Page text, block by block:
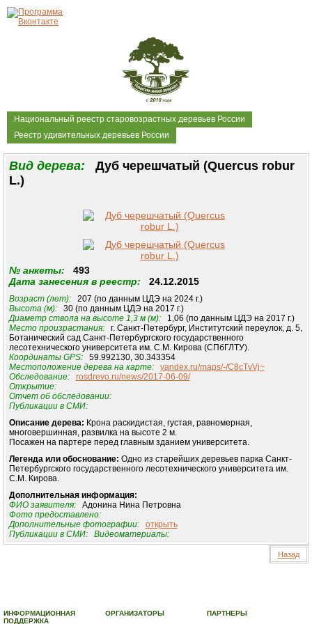
Национальный реестр старовозрастных деревьев России
Реестр удивительных деревьев России
Вид дерева: Дуб черешчатый (Quercus robur
L.)
№ анкеты: 493
Дата занесения в реестр: 24.12.2015
Возраст (лет):207 (по данным ЦДЭ на 2024 г.)
Высота (м):30 (по данным ЦДЭ на 2017 г.)
Диаметр ствола на высоте 1,3 м (м):1,06 (по данным ЦДЭ на 2017 г.)
Место произрастания:г. Санкт-Петербург, Институтский переулок, д. 5,
Ботанический сад Санкт-Петербургского государственного
лесотехнического университета им. С.М. Кирова (СПбГЛТУ).
Координаты GPS:59.992130, 30.343354
Местоположение дерева на карте:
yandex.ru/maps/-/C8cTvVj~
Обследование:
rosdrevo.ru/news/2017-06-09/
Открытие:
Отчет об обследовании:
Публикации в СМИ:
Описание дерева: Крона раскидистая, густая, равномерная,
многовершинная, развилка на высоте 2 м.
Посажен на партере перед главным зданием университета.
Легенда или обоснование: Одно из старейших деревьев парка Санкт-
Петербургского государственного лесотехнического университета им.
С.М. Кирова.
Дополнительная информация:
ФИО заявителя:Адонина Нина Петровна
Фото предоставлено:
Дополнительные фотографии:
открыть
Публикации в СМИ:
Видеоматериалы:
Назад
ИНФОРМАЦИОННАЯ
ПОДДЕРЖКА
ОРГАНИЗАТОРЫ ПАРТНЕРЫ